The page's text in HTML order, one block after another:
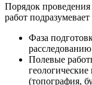
Порядок
работ
Фаза
Полевые
(топография,